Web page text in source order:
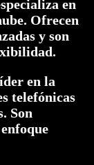
en
Ofrecen
y son
en la
telefónicas
Son